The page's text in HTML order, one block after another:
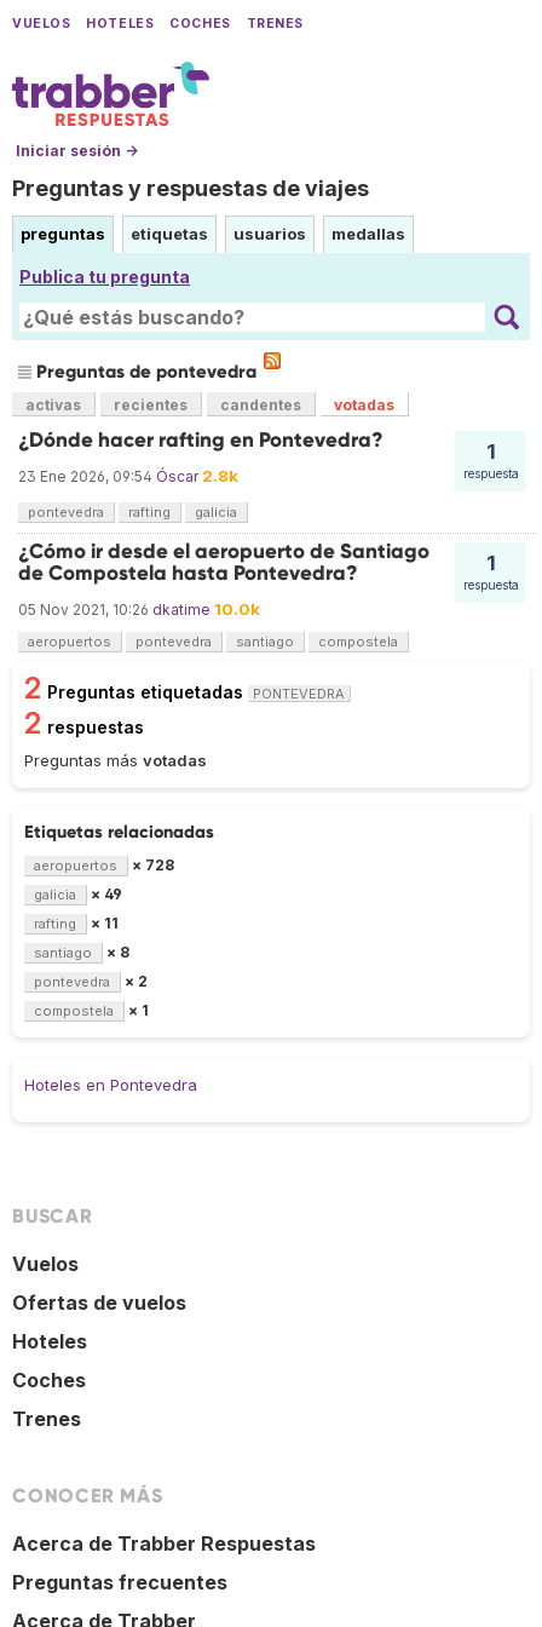
VUELOS HOTELES COCHES TRENES
Iniciar sesión →
Preguntas y respuestas de viajes
preguntas etiquetas usuarios medallas
Publica tu pregunta
Preguntas de pontevedra
activas recientes candentes votadas
1
respuesta
¿Dónde hacer rafting en Pontevedra?
23 Ene 2026, 09:54 Óscar 2.8k
pontevedra rafting galicia
1
respuesta
¿Cómo ir desde el aeropuerto de Santiago
de Compostela hasta Pontevedra?
05 Nov 2021, 10:26 dkatime 10.0k
aeropuertos pontevedra santiago compostela
2 Preguntas etiquetadas PONTEVEDRA
2 respuestas
Preguntas más votadas
Etiquetas relacionadas
aeropuertos × 728
galicia × 49
rafting × 11
santiago × 8
pontevedra × 2
compostela × 1
Hoteles en Pontevedra
BUSCAR
Vuelos
Ofertas de vuelos
Hoteles
Coches
Trenes
CONOCER MÁS
Acerca de Trabber Respuestas
Preguntas frecuentes
Acerca de Trabber